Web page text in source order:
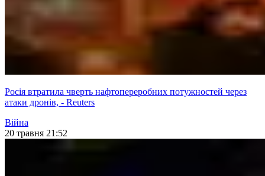
Росія втратила чверть нафтопереробних потужностей через
атаки дронів, - Reuters
Війна
20 травня 21:52